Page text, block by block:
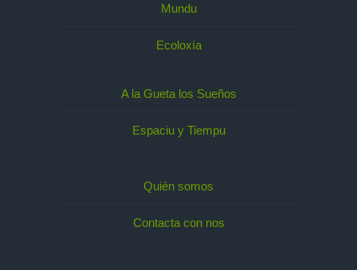
Mundu
Ecoloxía
A la Gueta los Sueños
Espaciu y Tiempu
Quién somos
Contacta con nos